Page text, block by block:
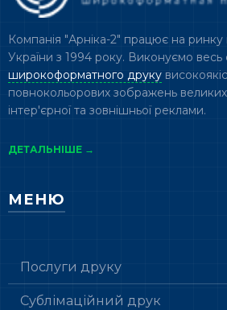
Компанія "Арніка-2" працює на ринку
України з 1994 року. Виконуємо весь
широкоформатного друку
повнокольорових зображень великих
інтер'єрної та зовнішньої реклами.
ДЕТАЛЬНІШЕ →
МЕНЮ
Послуги друку
Сублімаційний друк